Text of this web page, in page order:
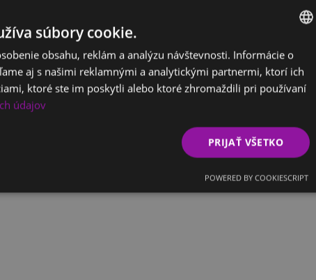
SLOVAK
ENGLISH
súbory cookie.
obsahu, reklám a analýzu návštevnosti. Informácie o
aj s našimi reklamnými a analytickými partnermi, ktorí ich
ktoré ste im poskytli alebo ktoré zhromaždili pri používaní
údajov
PRIJAŤ VŠETKO
POWERED BY COOKIESCRIPT